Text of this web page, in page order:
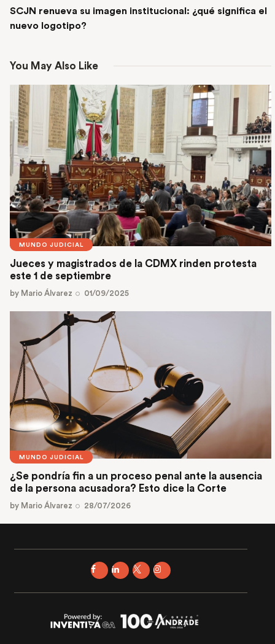
SCJN renueva su imagen institucional: ¿qué significa el
nuevo logotipo?
You May Also Like
MUNDO JUDICIAL
Jueces y magistrados de la CDMX rinden protesta
este 1 de septiembre
by Mario Álvarez 01/09/2025
MUNDO JUDICIAL
¿Se pondría fin a un proceso penal ante la ausencia
de la persona acusadora? Esto dice la Corte
by Mario Álvarez 28/07/2026